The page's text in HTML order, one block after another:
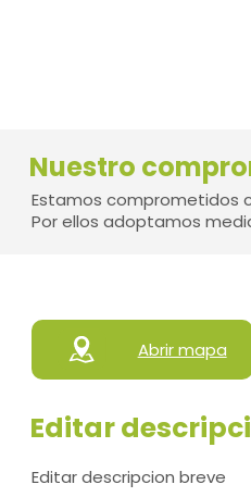
Nuestro
Estamos comprometidos
Por ellos adoptamos
Abrir mapa
Editar
Editar descripcion breve